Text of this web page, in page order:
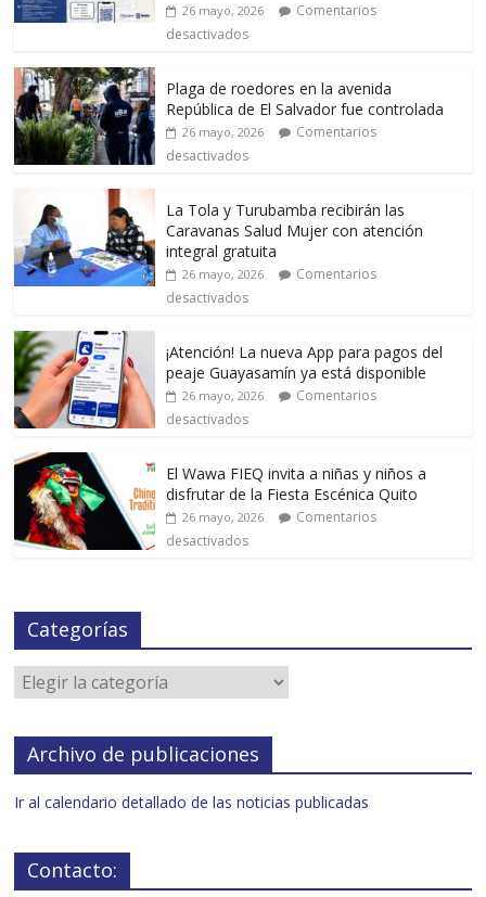
26 mayo, 2026
Comentarios
desactivados
Plaga de roedores en la avenida
República de El Salvador fue controlada
26 mayo, 2026
Comentarios
desactivados
La Tola y Turubamba recibirán las
Caravanas Salud Mujer con atención
integral gratuita
26 mayo, 2026
Comentarios
desactivados
¡Atención! La nueva App para pagos del
peaje Guayasamín ya está disponible
26 mayo, 2026
Comentarios
desactivados
El Wawa FIEQ invita a niñas y niños a
disfrutar de la Fiesta Escénica Quito
26 mayo, 2026
Comentarios
desactivados
Categorías
Archivo de publicaciones
Ir al calendario detallado de las noticias publicadas
Contacto: